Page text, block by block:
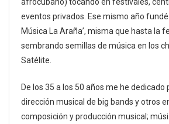
eventos privados. Ese mismo año fundé
Música La Araña’, misma que hasta la
sembrando semillas de música en los
Satélite.
De los 35 a los 50 años me he
dirección musical de big bands y otros
composición y producción musical;